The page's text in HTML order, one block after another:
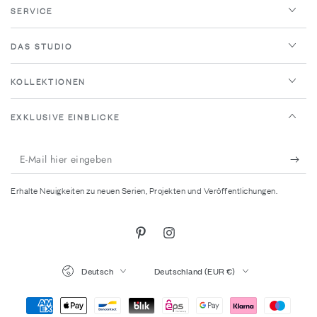
SERVICE
DAS STUDIO
KOLLEKTIONEN
EXKLUSIVE EINBLICKE
E-
Mail
hier
Erhalte Neuigkeiten zu neuen Serien, Projekten und Veröffentlichungen.
PinterestInstagram
Deutsch Deutschland (EUR €)
Zahlungsmöglichkeiten